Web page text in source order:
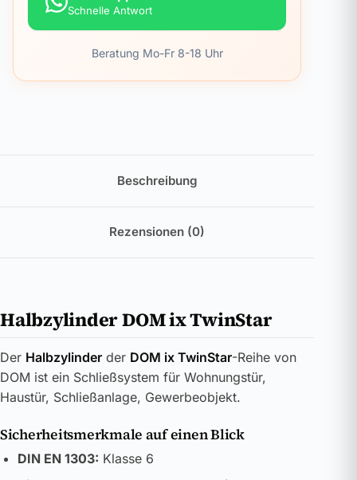
Schnelle Antwort
Beratung Mo-Fr 8-18 Uhr
Beschreibung
Rezensionen (0)
Halbzylinder DOM ix TwinStar
Der Halbzylinder der DOM ix TwinStar-Reihe von
DOM ist ein Schließsystem für Wohnungstür,
Haustür, Schließanlage, Gewerbeobjekt.
Sicherheitsmerkmale auf einen Blick
DIN EN 1303: Klasse 6